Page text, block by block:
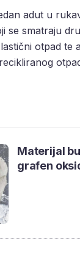
adut u
se smatraju
otpad te
Materijal
grafen